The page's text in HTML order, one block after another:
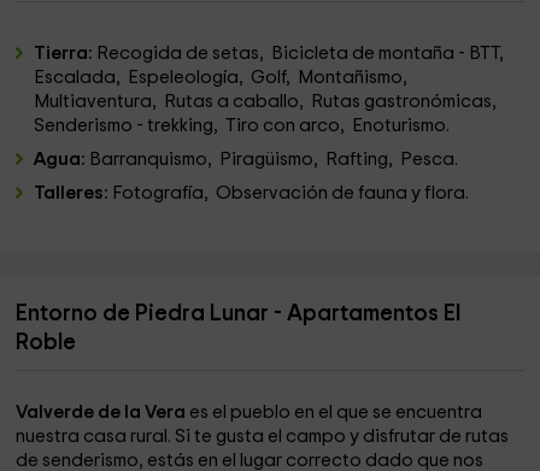
Tierra: Recogida de setas, Bicicleta de montaña - BTT,
Escalada, Espeleología, Golf, Montañismo,
Multiaventura, Rutas a caballo, Rutas gastronómicas,
Senderismo - trekking, Tiro con arco, Enoturismo.
Agua: Barranquismo, Piragüismo, Rafting, Pesca.
Talleres: Fotografía, Observación de fauna y flora.
Entorno de Piedra Lunar - Apartamentos El
Roble
Valverde de la Vera es el pueblo en el que se encuentra
nuestra casa rural. Si te gusta el campo y disfrutar de rutas
de senderismo, estás en el lugar correcto dado que nos